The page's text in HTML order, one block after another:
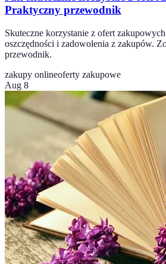
Praktyczny przewodnik
Skuteczne korzystanie z ofert
oszczędności i zadowolenia z zakupów.
przewodnik.
zakupy onlineoferty zakupowe
Aug 8